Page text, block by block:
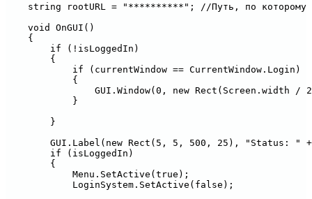
string rootURL = "**********"; //Путь, по которому
    void OnGUI()
    {
        if (!isLoggedIn)
        {
            if (currentWindow == CurrentWindow.Login)
            {
GUI.Window(0, new Rect(Screen.width /
            }
        }
GUI.Label(new Rect(5, 5, 500, 25), "Status: "
        if (isLoggedIn)
        {
            Menu.SetActive(true);
            LoginSystem.SetActive(false);